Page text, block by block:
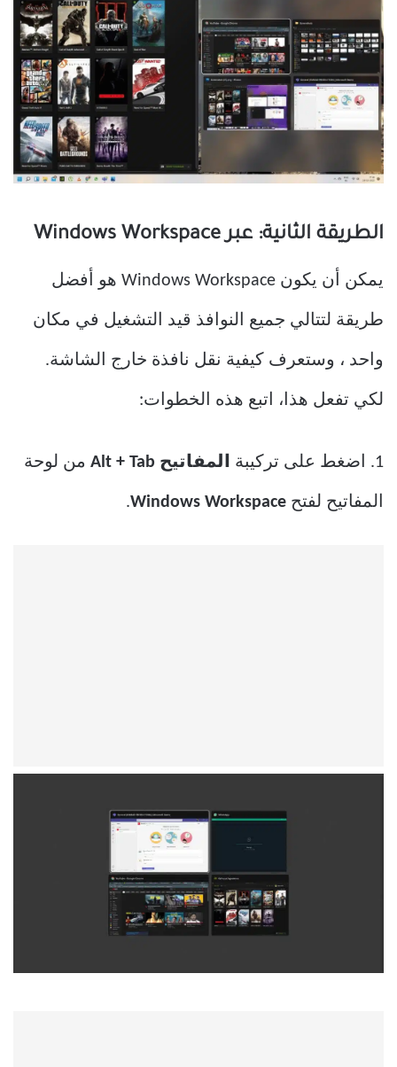
الطريقة الثانية: عبر Windows Workspace
يمكن أن يكون Windows Workspace هو أفضل
طريقة لتتالي جميع النوافذ قيد التشغيل في مكان
واحد ، وستعرف كيفية نقل نافذة خارج الشاشة.
لكي تفعل هذا، اتبع هذه الخطوات:
1. اضغط على تركيبة المفاتيح Alt + Tab من لوحة
المفاتيح لفتح Windows Workspace
.